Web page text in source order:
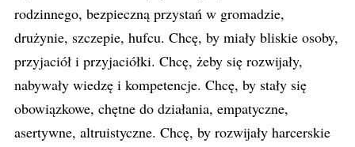
rodzinnego, bezpieczną przystań w gromadzie,
drużynie, szczepie, hufcu. Chcę, by miały bliskie osoby,
przyjaciół i przyjaciółki. Chcę, żeby się rozwijały,
nabywały wiedzę i kompetencje. Chcę, by stały się
obowiązkowe, chętne do działania, empatyczne,
asertywne, altruistyczne. Chcę, by rozwijały harcerskie